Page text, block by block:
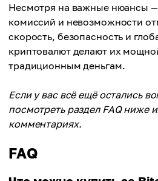
Несмотря на важные нюансы
комиссий и невозможности
скорость, безопасность и
криптовалют делают их
традиционным деньгам.
Если у вас всё ещё остались
посмотреть раздел FAQ ниже
комментариях.
FAQ